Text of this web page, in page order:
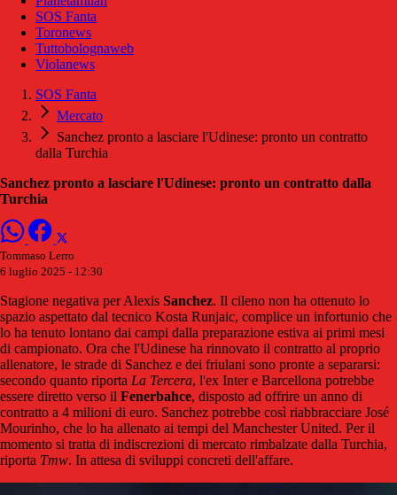
SOS Fanta
Toronews
Tuttobolognaweb
Violanews
SOS Fanta
Mercato
Sanchez pronto a lasciare l'Udinese: pronto un contratto
dalla Turchia
Sanchez pronto a lasciare l'Udinese: pronto un contratto dalla
Turchia
Tommaso Lerro
6 luglio 2025 - 12:30
Stagione negativa per Alexis Sanchez. Il cileno non ha ottenuto lo
spazio aspettato dal tecnico Kosta Runjaic, complice un infortunio che
lo ha tenuto lontano dai campi dalla preparazione estiva ai primi mesi
di campionato. Ora che l'Udinese ha rinnovato il contratto al proprio
allenatore, le strade di Sanchez e dei friulani sono pronte a separarsi:
secondo quanto riporta La Tercera, l'ex Inter e Barcellona potrebbe
essere diretto verso il Fenerbahce, disposto ad offrire un anno di
contratto a 4 milioni di euro. Sanchez potrebbe così riabbracciare José
Mourinho, che lo ha allenato ai tempi del Manchester United. Per il
momento si tratta di indiscrezioni di mercato rimbalzate dalla Turchia,
riporta Tmw. In attesa di sviluppi concreti dell'affare.